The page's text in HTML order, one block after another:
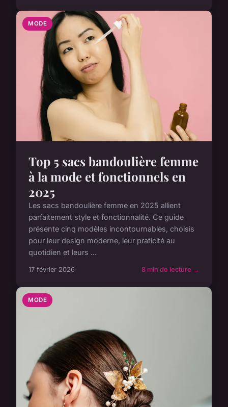
MODE
Top 5 sacs bandoulière femme
à la mode et fonctionnels en
2025
Les sacs bandoulière femme en 2025 allient
parfaitement style et fonctionnalité. Ce guide
présente cinq modèles incontournables, choisis
pour leur design moderne, leur praticité au
quotidien et leurs ...
17 février 2026 8 min de lecture →
MODE